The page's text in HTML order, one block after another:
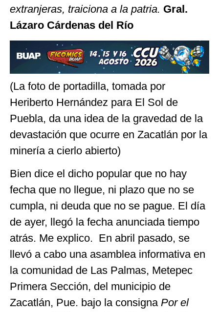
extranjeras, traiciona a la patria. Gral.
Lázaro Cárdenas del Río
(La foto de portadilla, tomada por
Heriberto Hernández para El Sol de
Puebla, da una idea de la gravedad de la
devastación que ocurre en Zacatlán por la
minería a cierlo abierto)
Bien dice el dicho popular que no hay
fecha que no llegue, ni plazo que no se
cumpla, ni deuda que no se pague. El día
de ayer, llegó la fecha anunciada tiempo
atrás. Me explico. En abril pasado, se
llevó a cabo una asamblea informativa en
la comunidad de Las Palmas, Metepec
Primera Sección, del municipio de
Zacatlán, Pue. bajo la consigna Por el